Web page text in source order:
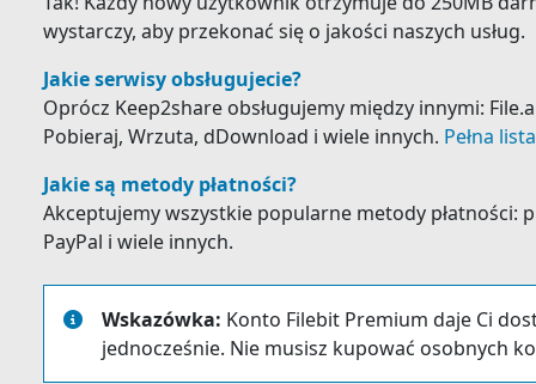
wystarczy, aby przekonać się o jakości naszych usług.
Jakie serwisy obsługujecie?
Oprócz Keep2share obsługujemy między innymi:
Pobieraj, Wrzuta, dDownload i wiele innych. Pełna
Jakie są metody płatności?
Akceptujemy wszystkie popularne metody płatności:
PayPal i wiele innych.
Wskazówka: Konto Filebit Premium daje Ci
jednocześnie. Nie musisz kupować osobnych